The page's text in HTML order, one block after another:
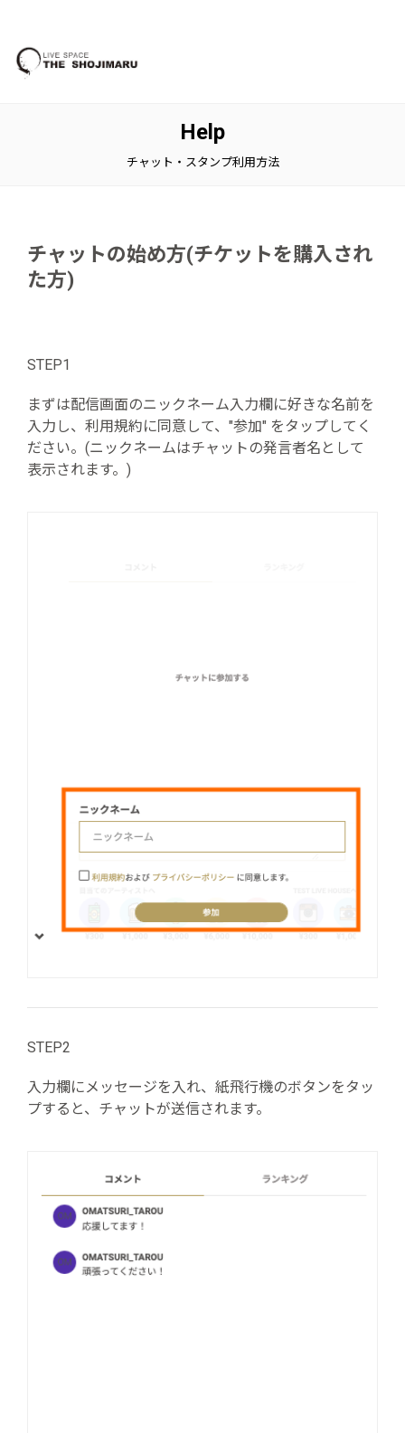
Help
チャット・スタンプ利用方法
チャットの始め方(チケットを購入され
た方)
STEP1
まずは配信画面のニックネーム入力欄に好きな名前を
入力し、利用規約に同意して、"参加" をタップしてく
ださい。(ニックネームはチャットの発言者名として
表示されます。)
STEP2
入力欄にメッセージを入れ、紙飛行機のボタンをタッ
プすると、チャットが送信されます。